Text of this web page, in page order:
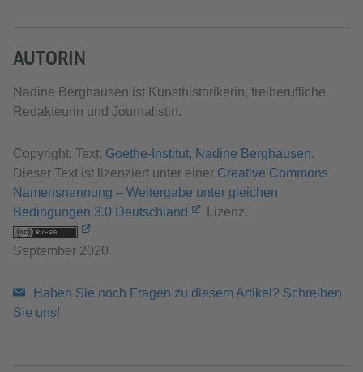
AUTORIN
Nadine Berghausen ist Kunsthistorikerin, freiberufliche
Redakteurin und Journalistin.
Copyright: Text: Goethe-Institut, Nadine Berghausen.
Dieser Text ist lizenziert unter einer Creative Commons
Namensnennung – Weitergabe unter gleichen
Bedingungen 3.0 Deutschland
Lizenz.
September 2020
Haben Sie noch Fragen zu diesem Artikel? Schreiben
Sie uns!